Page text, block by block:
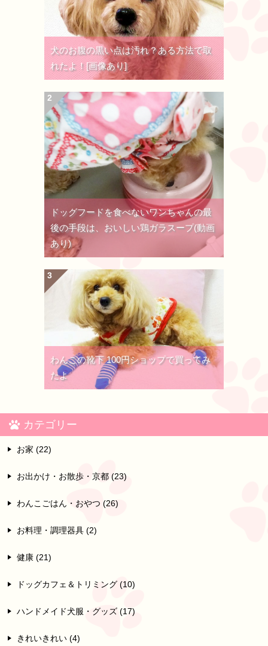
犬のお腹の黒い点は汚れ？ある方法で取
れたよ！[画像あり]
ドッグフードを食べないワンちゃんの最
後の手段は、おいしい鶏ガラスープ(動画
あり)
わんこの靴下 100円ショップで買ってみ
たよ
カテゴリー
お家 (22)
お出かけ・お散歩・京都 (23)
わんこごはん・おやつ (26)
お料理・調理器具 (2)
健康 (21)
ドッグカフェ＆トリミング (10)
ハンドメイド犬服・グッズ (17)
きれいきれい (4)